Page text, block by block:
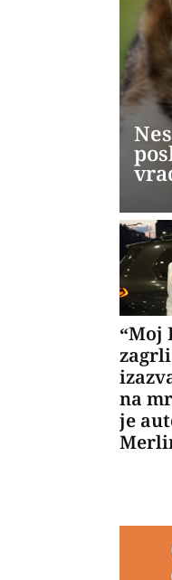
“Moj
zagrli
na
je